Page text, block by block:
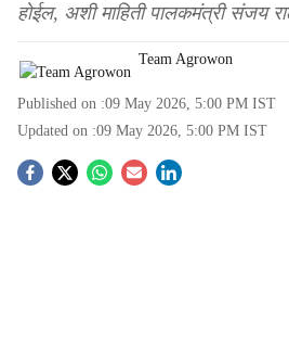
होईल, अशी माहिती पालकमंत्री संजय
Team Agrowon
Published on :09 May 2026, 5:00 PM IST
Updated on :09 May 2026, 5:00 PM IST
S